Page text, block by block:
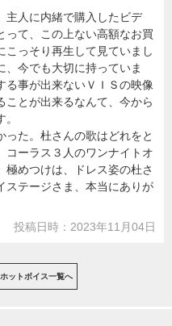
主人に内緒で購入したビデ
って、この上ない高額なお買
こっそり再生して見ていまし
、今でも大切に持っていま
る事が出来ないＶＩＳの映像
ことが出来るなんて、今から
った。杜さんの歌はどれをと
コーラス３人のワンナイトオ
極めつけは、ドレス姿の杜さ
ステージさま、本当にありが
投稿日時：2023年11月04日
ホットボイス一覧へ